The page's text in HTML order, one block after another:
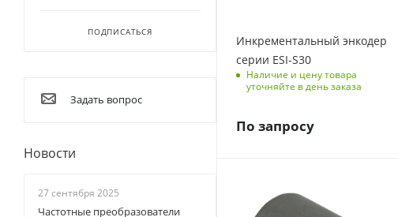
Инкрементальный энкодер
серии ESI-S30
Наличие и цену товара
уточняйте в день заказа
По запросу
ПОДПИСАТЬСЯ
Задать вопрос
Новости
27 сентября 2025
Частотные преобразователи